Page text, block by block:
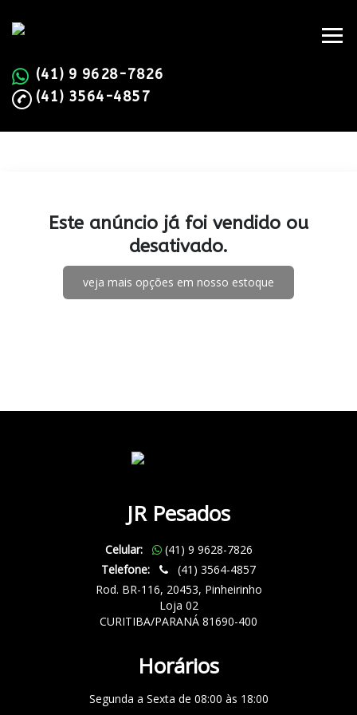
(41) 9 9628-7826
(41) 3564-4857
Este anúncio já foi vendido ou
desativado.
veja mais opções em nosso estoque
JR Pesados
Celular:
(41) 9 9628-7826
Telefone:
(41) 3564-4857
Rod. BR-116, 20453, Pinheirinho
Loja 02
CURITIBA/PARANÁ 81690-400
Horários
Segunda a Sexta de 08:00 às 18:00